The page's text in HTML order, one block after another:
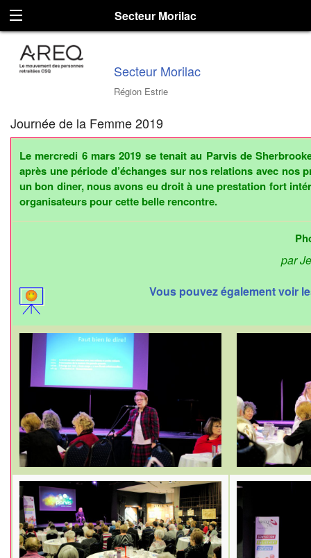
Secteur Morilac
Secteur Morilac
Région Estrie
Journée de la Femme 2019
Le mercredi 6 mars 2019 se tenait au Parvis de
après une période d’échanges sur nos relations avec nos
un bon diner, nous avons eu droit à une prestation fort
organisateurs pour cette belle rencontre.
par
Vous pouvez également voir